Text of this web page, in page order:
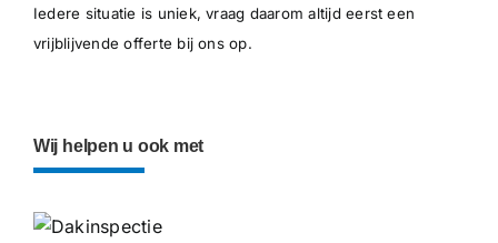
Iedere situatie is uniek, vraag daarom altijd eerst een
vrijblijvende offerte bij ons op.
Wij helpen u ook met